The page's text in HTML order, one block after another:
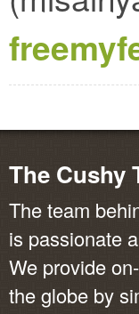
The Cushy
The team
is passionate
We provide
the globe by